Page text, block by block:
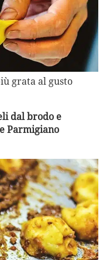
grata al gusto
dal brodo e
Parmigiano